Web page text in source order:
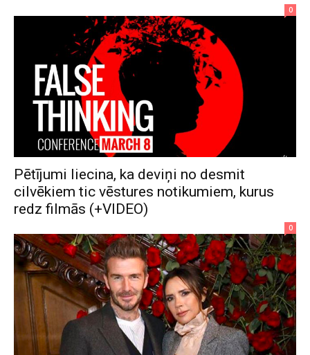
0
Pētījumi liecina, ka deviņi no desmit
cilvēkiem tic vēstures notikumiem, kurus
redz filmās (+VIDEO)
0